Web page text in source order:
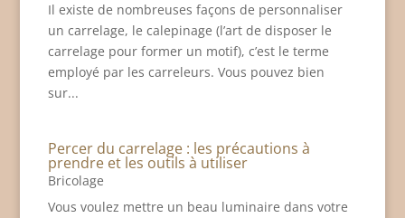
Il existe de nombreuses façons de personnaliser
un carrelage, le calepinage (l’art de disposer le
carrelage pour former un motif), c’est le terme
employé par les carreleurs. Vous pouvez bien
sur...
Percer du carrelage : les précautions à
prendre et les outils à utiliser
Bricolage
Vous voulez mettre un beau luminaire dans votre